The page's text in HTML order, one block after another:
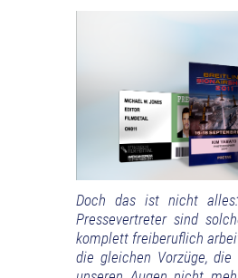
Doch das ist nicht alles:
Pressevertreter sind
komplett freiberuflich
die gleichen Vorzüge,